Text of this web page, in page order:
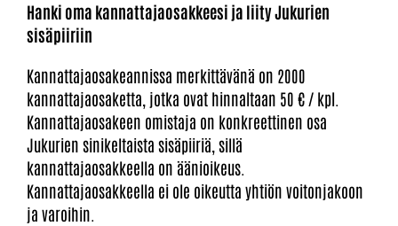
Hanki oma kannattajaosakkeesi ja liity Jukurien
sisäpiiriin
Kannattajaosakeannissa merkittävänä on 2000
kannattajaosaketta, jotka ovat hinnaltaan 50 € / kpl.
Kannattajaosakeen omistaja on konkreettinen osa
Jukurien sinikeltaista sisäpiiriä, sillä
kannattajaosakkeella on äänioikeus.
Kannattajaosakkeella ei ole oikeutta yhtiön voitonjakoon
ja varoihin.